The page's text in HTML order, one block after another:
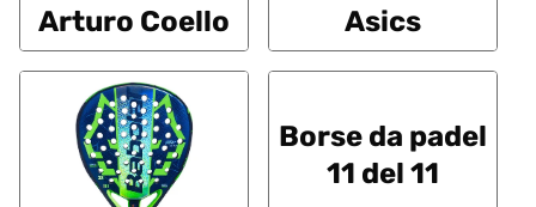
Arturo Coello Asics
Borse da padel
11 del 11